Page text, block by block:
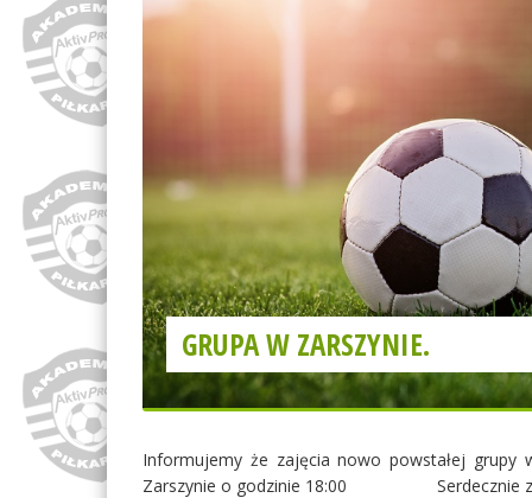
GRUPA W ZARSZYNIE.
Informujemy że zajęcia nowo powstałej
Zarszynie o godzinie 18:00
Serdecznie